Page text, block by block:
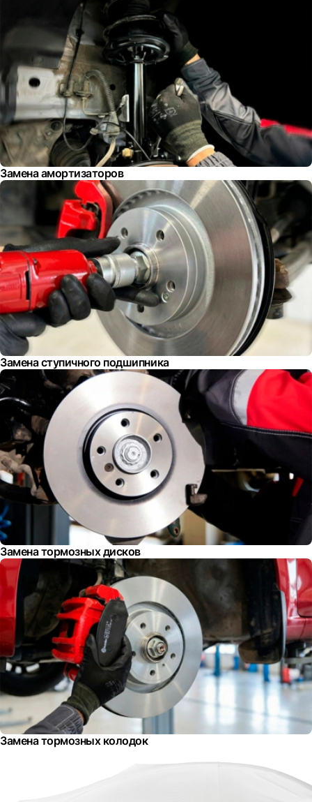
Замена амортизаторов
Замена ступичного подшипника
Замена тормозных дисков
Замена тормозных колодок